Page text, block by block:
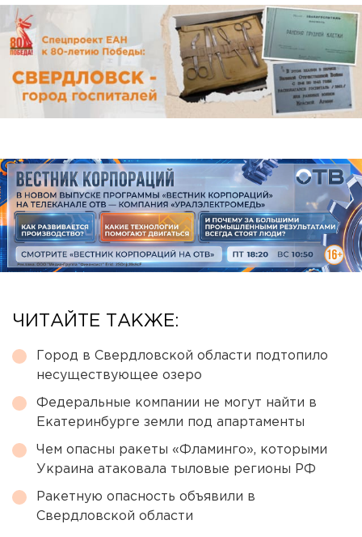
ЧИТАЙТЕ ТАКЖЕ:
Город в Свердловской области подтопило
несуществующее озеро
Федеральные компании не могут найти в
Екатеринбурге земли под апартаменты
Чем опасны ракеты «Фламинго», которыми
Украина атаковала тыловые регионы РФ
Ракетную опасность объявили в
Свердловской области